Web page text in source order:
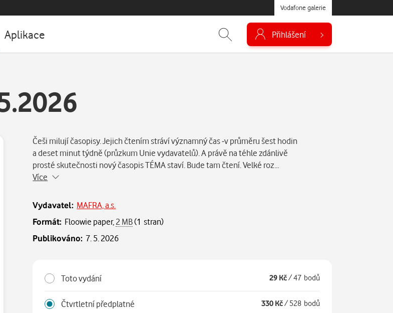
Vodafone galerie
Aplikace Přihlášení
Češi milují časopisy. Jejich čtením stráví významný čas -v průměru šest hodin
a deset minut týdně (průzkum Unie vydavatelů). A právě na téhle zdánlivě
prosté skutečnosti nový časopis TÉMA staví. Bude tam čtení. Velké roz…
Více
Vydavatel: MAFRA, a.s.
Formát: Floowie paper, 2 MB(1 stran)
Publikováno: 7. 5. 2026
Toto vydání 29 Kč/47 bodů
Čtvrtletní předplatné 330 Kč/ 528 bodů